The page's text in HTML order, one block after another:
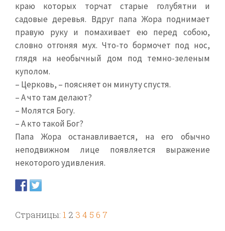
краю которых торчат старые голубятни и
садовые деревья. Вдруг папа Жора поднимает
правую руку и помахивает ею перед собою,
словно отгоняя мух. Что-то бормочет под нос,
глядя на необычный дом под темно-зеленым
куполом.
– Церковь, – поясняет он минуту спустя.
– А что там делают?
– Молятся Богу.
– А кто такой Бог?
Папа Жора останавливается, на его обычно
неподвижном лице появляется выражение
некоторого удивления.
Страницы: 1 2 3 4 5 6 7